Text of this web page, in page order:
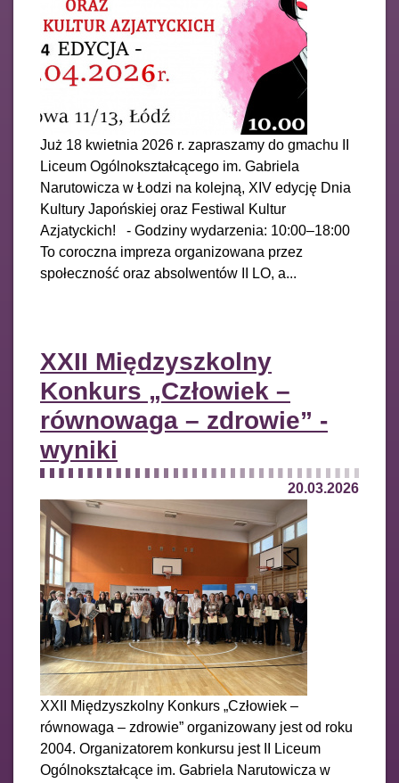
Już 18 kwietnia 2026 r. zapraszamy do gmachu II
Liceum Ogólnokształcącego im. Gabriela
Narutowicza w Łodzi na kolejną, XIV edycję Dnia
Kultury Japońskiej oraz Festiwal Kultur
Azjatyckich! - Godziny wydarzenia: 10:00–18:00
To coroczna impreza organizowana przez
społeczność oraz absolwentów II LO, a...
XXII Międzyszkolny
Konkurs „Człowiek –
równowaga – zdrowie” -
wyniki
20.03.2026
XXII Międzyszkolny Konkurs „Człowiek –
równowaga – zdrowie” organizowany jest od roku
2004. Organizatorem konkursu jest II Liceum
Ogólnokształcące im. Gabriela Narutowicza w